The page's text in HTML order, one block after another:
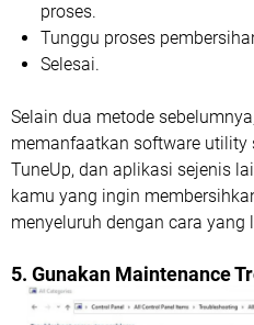
proses.
Tunggu proses
Selesai.
Selain dua metode
memanfaatkan software utility
TuneUp, dan aplikasi sejenis
kamu yang ingin
menyeluruh dengan cara yang
5. Gunakan Maintenance